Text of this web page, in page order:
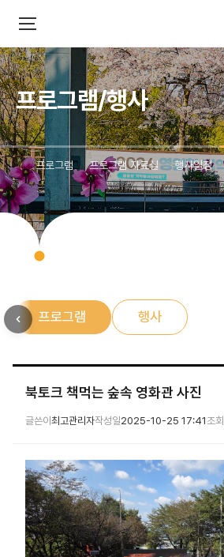
프로그램 프로그램 자료실 행사일정
프로그램/행사
프로그램 행사
북토크 책먹는 숲속 영화관 사진
글쓴이 최고관리자작성일2025-10-25 17:41 조회